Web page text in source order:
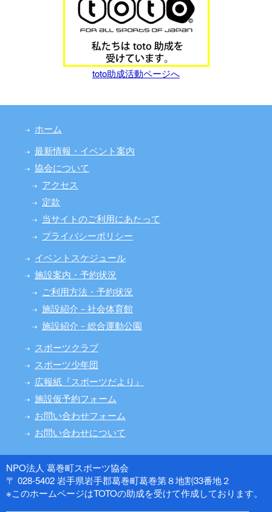
toto助成活動ページへ
ホーム
最新情報・イベント案内
協会について
アクセス
定款
当サイトのご利用にあたって
プライバシーポリシー
イベントスケジュール
施設案内・予約状況
ご利用方法・予約状況
施設紹介－社会体育館
施設紹介－総合運動公園
スポーツクラブ
スポーツ少年団
広報紙『スポーツだより』
施設仮予約フォーム
お問い合わせフォーム
お問い合わせについて
NPO法人 葛巻町スポーツ協会
〒 028-5402 岩手県岩手郡葛巻町葛巻第８地割33番地２
※このホームページはTOTOの助成を受けて作成しております。